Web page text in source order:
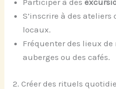
Participer à des
S’inscrire à des ateliers
locaux.
Fréquenter des lieux
auberges ou des cafés.
2. Créer des rituels